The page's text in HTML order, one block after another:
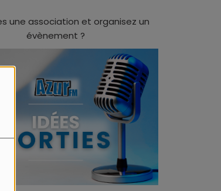
une association et organisez un
évènement ?